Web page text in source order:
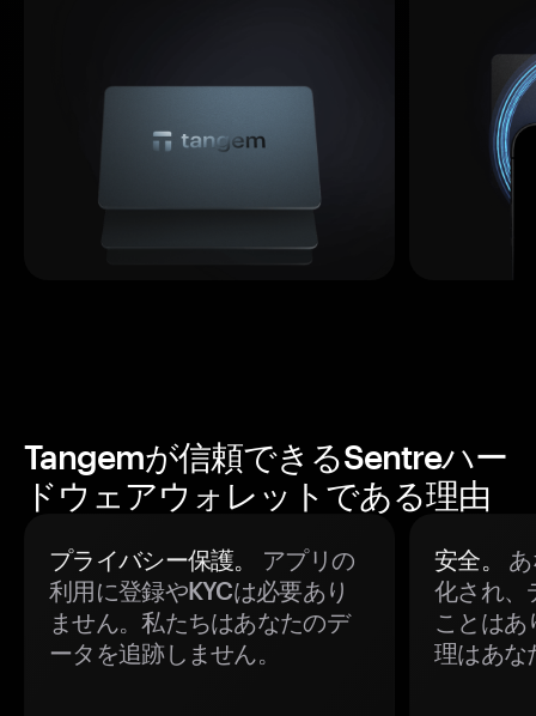
Tangemが信頼できるSentreハー
ドウェアウォレットである理由
プライバシー保護。
アプリの
利用に登録やKYCは必要あり
ません。私たちはあなたのデ
ータを追跡しません。
安全。
化され、
ことはあ
理はあな